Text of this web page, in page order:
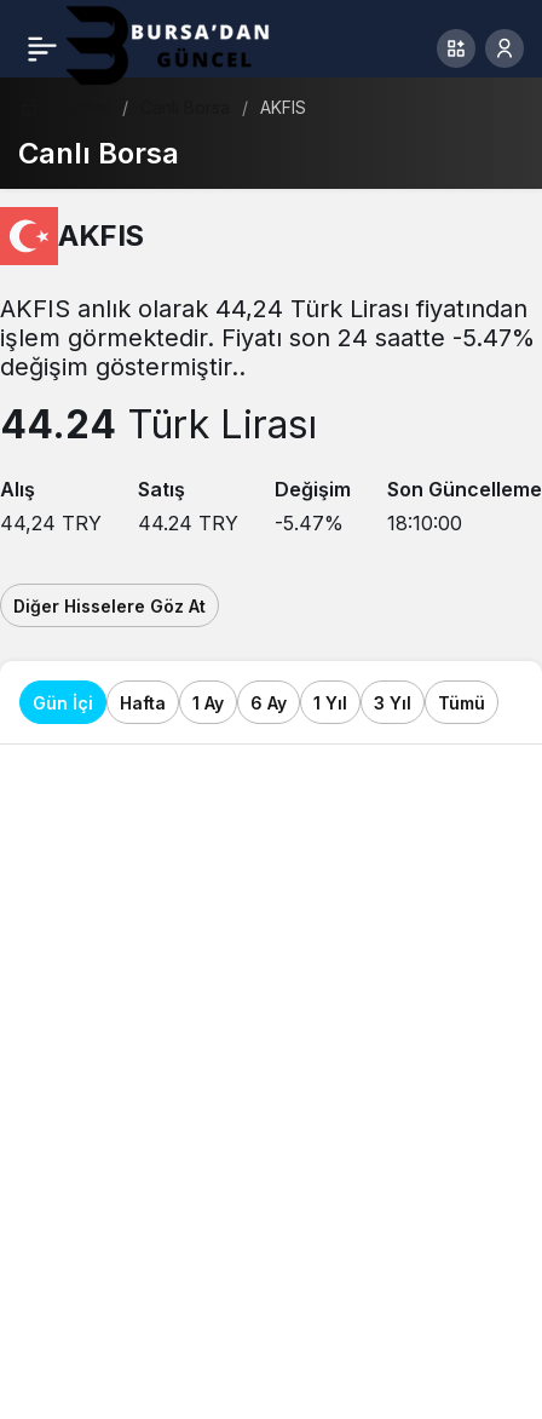
AKFIS
Canlı Borsa
AKFIS
AKFIS anlık olarak 44,24 Türk Lirası fiyatından
işlem görmektedir. Fiyatı son 24 saatte -5.47%
değişim göstermiştir..
44.24 Türk Lirası
Alış
44,24 TRY
Satış
44.24 TRY
Değişim
-5.47%
Son Güncelleme
18:10:00
Diğer Hisselere Göz At
Gün İçi Hafta 1 Ay 6 Ay 1 Yıl 3 Yıl Tümü